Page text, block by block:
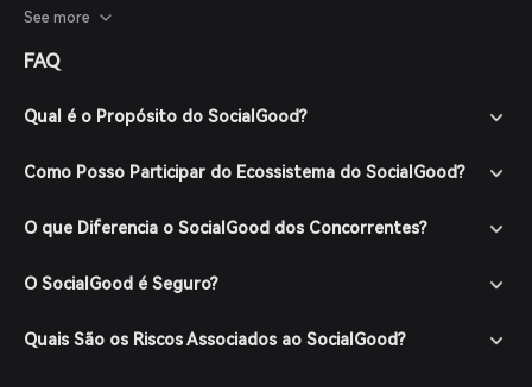
insights confiáveis provenientes de fontes respeitáveis,
houver previsões confiáveis, declarar que atualmente não há
confiáveis.
See more
FAQ
Qual é o Propósito do SocialGood?
Como Posso Participar do Ecossistema do SocialGood?
O que Diferencia o SocialGood dos Concorrentes?
O SocialGood é Seguro?
Quais São os Riscos Associados ao SocialGood?